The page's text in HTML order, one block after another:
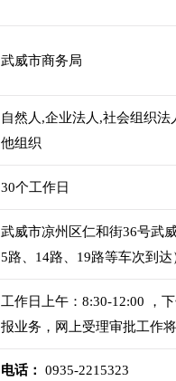
武威市商务局
自然人,企业法人,社会组织法
他组织
30个工作日
武威市凉州区仁和街36号武
5路、14路、19路等车次到达
工作日上午：8:30-12:00 ，
报业务，网上受理审批工作
电话：
0935-2215323